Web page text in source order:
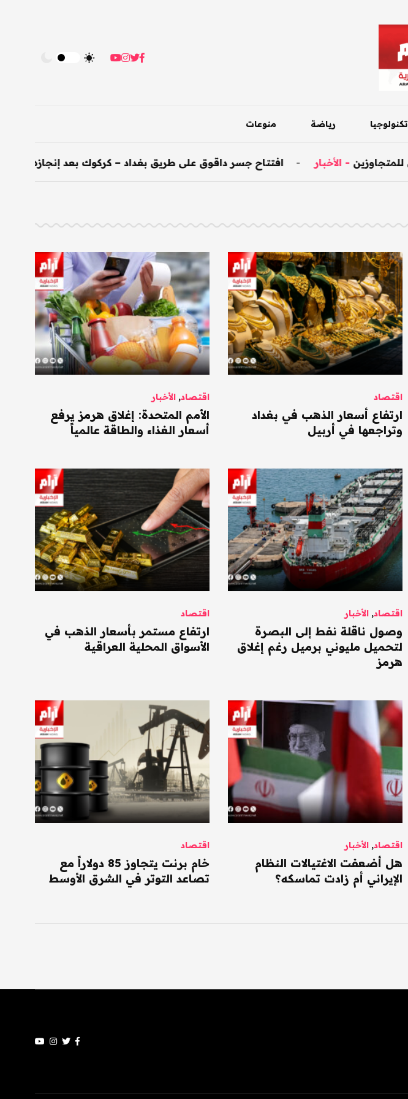
تكنولوجيا رياضة منوعات
افتتاح جسر داقوق على طريق بغداد – كركوك بعد إنجازه خلال 200 يوم - -الأخبار
اقتصاد
ارتفاع أسعار الذهب في بغداد
وتراجعها في أربيل
اقتصاد, الأخبار
الأمم المتحدة: إغلاق هرمز يرفع
أسعار الغذاء والطاقة عالمياً
اقتصاد, الأخبار
وصول ناقلة نفط إلى البصرة
لتحميل مليوني برميل رغم إغلاق
هرمز
اقتصاد
ارتفاع مستمر بأسعار الذهب في
الأسواق المحلية العراقية
اقتصاد, الأخبار
هل أضعفت الاغتيالات النظام
الإيراني أم زادت تماسكه؟
اقتصاد
خام برنت يتجاوز 85 دولاراً مع
تصاعد التوتر في الشرق الأوسط